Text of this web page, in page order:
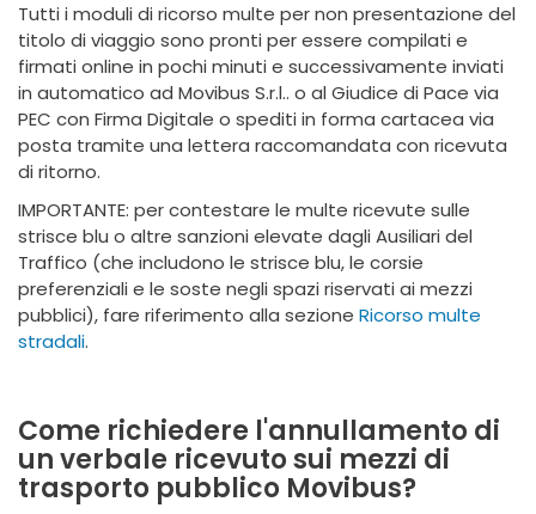
Tutti i moduli di ricorso multe per non presentazione del
titolo di viaggio sono pronti per essere compilati e
firmati online in pochi minuti e successivamente inviati
in automatico ad Movibus S.r.l.. o al Giudice di Pace via
PEC con Firma Digitale o spediti in forma cartacea via
posta tramite una lettera raccomandata con ricevuta
di ritorno.
IMPORTANTE: per contestare le multe ricevute sulle
strisce blu o altre sanzioni elevate dagli Ausiliari del
Traffico (che includono le strisce blu, le corsie
preferenziali e le soste negli spazi riservati ai mezzi
pubblici), fare riferimento alla sezione Ricorso multe
stradali.
Come richiedere l'annullamento di
un verbale ricevuto sui mezzi di
trasporto pubblico Movibus?